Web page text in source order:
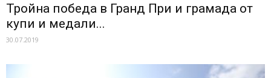
Тройна победа в Гранд При и грамада от
купи и медали...
30.07.2019